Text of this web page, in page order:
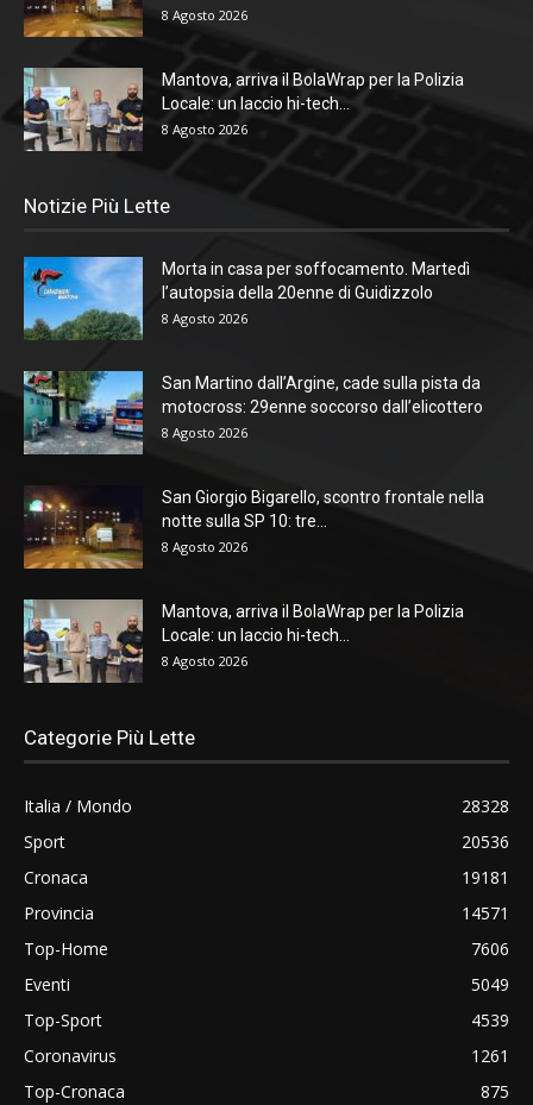
8 Agosto 2026
Mantova, arriva il BolaWrap per la Polizia
Locale: un laccio hi-tech...
8 Agosto 2026
Notizie Più Lette
Morta in casa per soffocamento. Martedì
l’autopsia della 20enne di Guidizzolo
8 Agosto 2026
San Martino dall’Argine, cade sulla pista da
motocross: 29enne soccorso dall’elicottero
8 Agosto 2026
San Giorgio Bigarello, scontro frontale nella
notte sulla SP 10: tre...
8 Agosto 2026
Mantova, arriva il BolaWrap per la Polizia
Locale: un laccio hi-tech...
8 Agosto 2026
Categorie Più Lette
Italia / Mondo
28328
Sport
20536
Cronaca
19181
Provincia
14571
Top-Home
7606
Eventi
5049
Top-Sport
4539
Coronavirus
1261
Top-Cronaca
875